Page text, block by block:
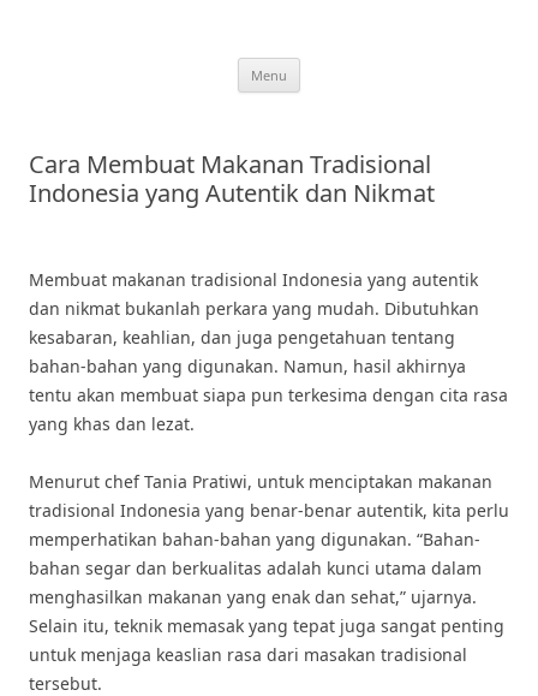
Menu
Cara Membuat Makanan Tradisional
Indonesia yang Autentik dan Nikmat
Membuat makanan tradisional Indonesia yang autentik
dan nikmat bukanlah perkara yang mudah. Dibutuhkan
kesabaran, keahlian, dan juga pengetahuan tentang
bahan-bahan yang digunakan. Namun, hasil akhirnya
tentu akan membuat siapa pun terkesima dengan cita rasa
yang khas dan lezat.
Menurut chef Tania Pratiwi, untuk menciptakan makanan
tradisional Indonesia yang benar-benar autentik, kita perlu
memperhatikan bahan-bahan yang digunakan. “Bahan-
bahan segar dan berkualitas adalah kunci utama dalam
menghasilkan makanan yang enak dan sehat,” ujarnya.
Selain itu, teknik memasak yang tepat juga sangat penting
untuk menjaga keaslian rasa dari masakan tradisional
tersebut.